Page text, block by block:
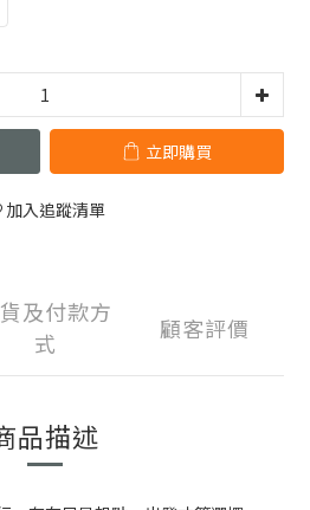
立即購買
加入追蹤清單
及付款方
式
顧客評價
品描述